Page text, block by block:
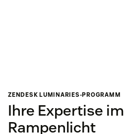
ZENDESK LUMINARIES-PROGRAMM
Ihre Expertise im
Rampenlicht